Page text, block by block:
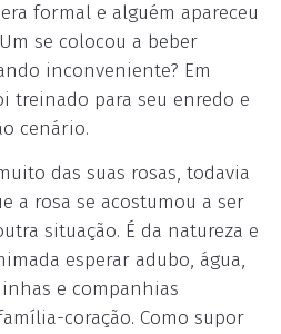
formal e alguém apareceu
se colocou a beber
inconveniente? Em
treinado para seu enredo e
cenário.
das suas rosas, todavia
a rosa se acostumou a ser
situação. É da natureza e
esperar adubo, água,
e companhias
coração. Como supor